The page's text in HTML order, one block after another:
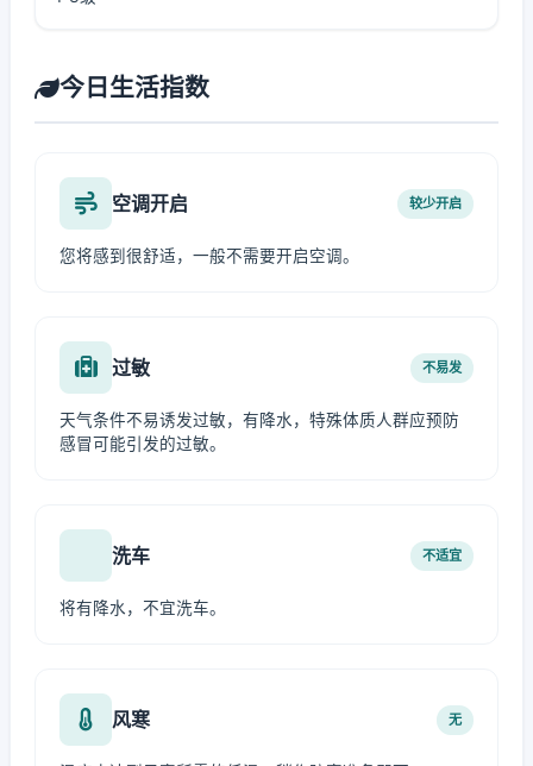
今日生活指数
空调开启 较少开启
您将感到很舒适，一般不需要开启空调。
过敏 不易发
天气条件不易诱发过敏，有降水，特殊体质人群应预防
感冒可能引发的过敏。
洗车 不适宜
将有降水，不宜洗车。
风寒 无